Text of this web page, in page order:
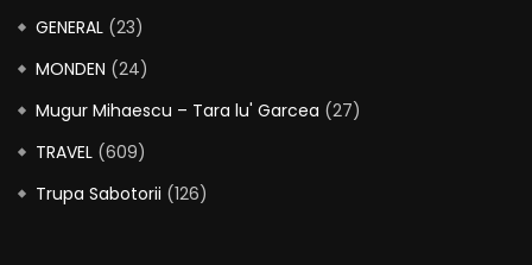
GENERAL (23)
MONDEN (24)
Mugur Mihaescu – Tara lu' Garcea (27)
TRAVEL (609)
Trupa Sabotorii (126)